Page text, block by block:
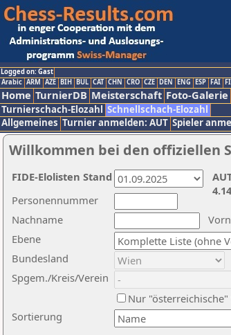
Logged on: Gast
Arabic ARM AZE BIH BUL CAT CHN CRO CZE DEN ENG ESP FAI
Home TurnierDB Meisterschaft Foto-Galerie
Turnierschach-Elozahl Schnellschach-Elozahl
Allgemeines Turnier anmelden: AUT Spieler
Willkommen bei den offiziellen
Nachname
Ebene
Sortierung
Personennummer
Bundesland
Spgem./Kreis/Verein
Nur "österreichische"
FIDE-Elolisten Stand